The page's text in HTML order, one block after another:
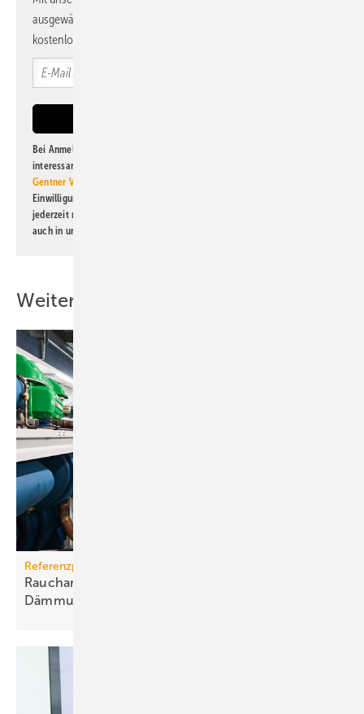
ausgewählte Informationen und Neuigkeiten, gebündelt und
kostenlos direkt ins Postfach.
Bei Anmeldung zu diesem Newsletter bin ich damit einverstanden, über
interessante Verlags- und Online-Angebote
Gentner Verlag GmbH & Co. KG
Einwilligung kann ich jederzeit widerrufen und eine Abmeldung ist
jederzeit möglich. Informationen zum Umgang mit Daten finden Sie
auch in unserer
Weitere Inhalte
Referenzprojekt Armacell
Raucharme Elastomerschäume für kälte­tech­nische
Dämmung